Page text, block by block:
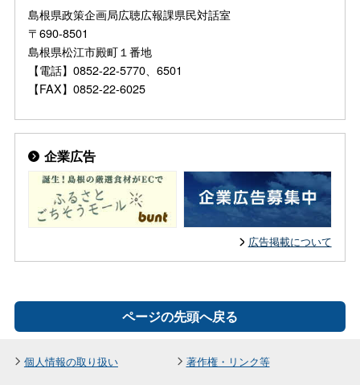
島根県政策企画局広聴広報課県民対話室
〒690-8501
島根県松江市殿町１番地
【電話】0852-22-5770、6501
【FAX】0852-22-6025
企業広告
広告掲載について
ページの先頭へ戻る
個人情報の取り扱い
著作権・リンク等